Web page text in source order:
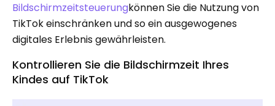
Bildschirmzeitsteuerungkönnen Sie die Nutzung von
TikTok einschränken und so ein ausgewogenes
digitales Erlebnis gewährleisten.
Kontrollieren Sie die Bildschirmzeit Ihres
Kindes auf TikTok